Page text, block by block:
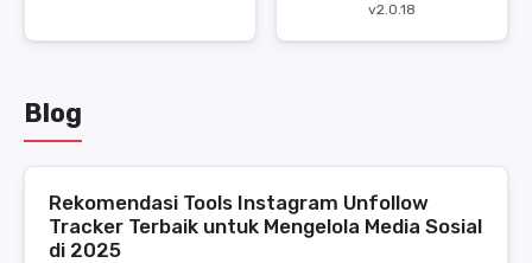
v2.0.18
Blog
Rekomendasi Tools Instagram Unfollow
Tracker Terbaik untuk Mengelola Media Sosial
di 2025